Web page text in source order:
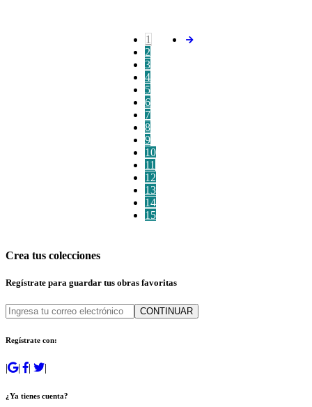
1
2
3
4
5
6
7
8
9
10
11
12
13
14
15
Crea tus colecciones
Regístrate para guardar tus obras favoritas
CONTINUAR
Regístrate con:
| | | |
¿Ya tienes cuenta?